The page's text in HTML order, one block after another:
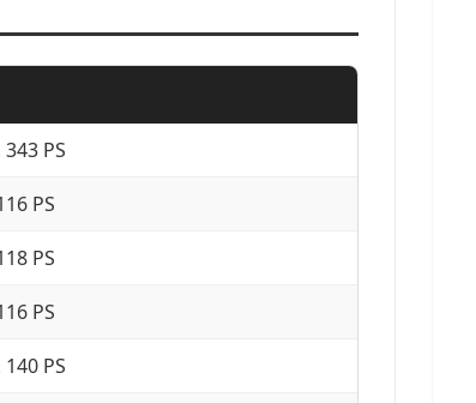
PS
PS
PS
PS
PS